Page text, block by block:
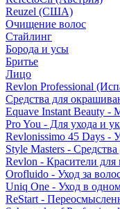
Reuzel (США)
Очищение волос
Стайлинг
Борода и усы
Бритье
Лицо
Revlon Professional
Средства для
Equave Instant Beauty -
Pro You - Для ухода и
Revlonissimo 45 Days -
Style Masters -
Revlon - Красители для
Orofluido - Уход за
Uniq One - Уход в
ReStart -